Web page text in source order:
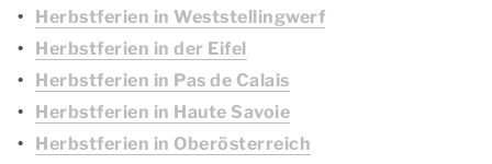
Herbstferien in Weststellingwerf
Herbstferien in der Eifel
Herbstferien in Pas de Calais
Herbstferien in Haute Savoie
Herbstferien in Oberösterreich